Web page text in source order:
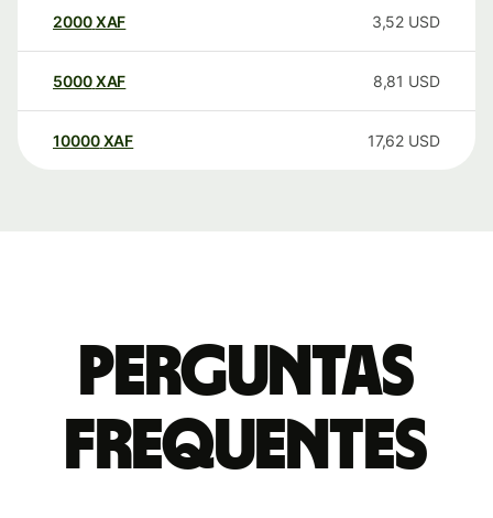
2000XAF 3,52 USD
5000XAF 8,81 USD
10000 XAF 17,62 USD
Perguntas
frequentes